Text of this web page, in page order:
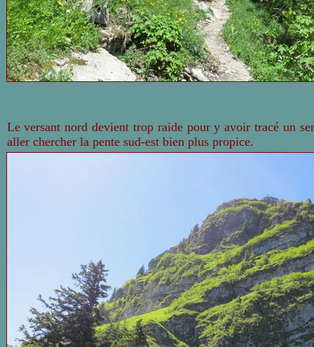
Le versantnord devient trop raide pour y avoir tracé un
aller chercher la pente sud-est bien plus propice.